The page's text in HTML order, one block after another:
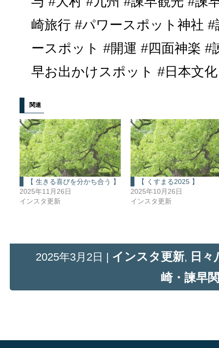
崎旅行 #パワースポット神社
ースポット #開運 #四面神楽 #
早お出かけスポット #日本文
関連
【 生きる喜びを分かち合う 】
2025年11月26日
インスタ更新
【 くすまる2025 】
2025年10月26日
インスタ更新
2025年3月2日 | インスタ更新, 日々
崎・諫早